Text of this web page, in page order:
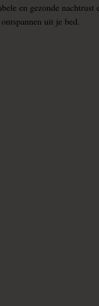
en gezonde nachtrust
uit je bed.